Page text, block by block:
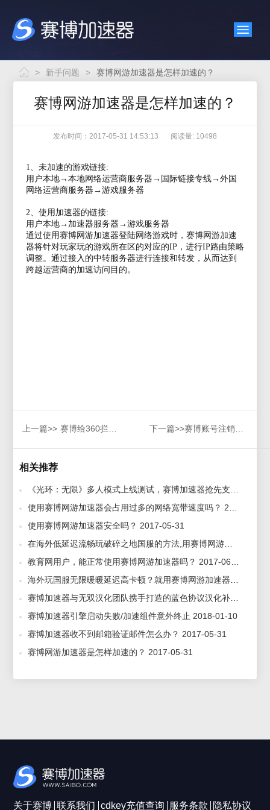
> 新手问题 > 赛博网游加速器是怎样加速的？
赛博网游加速器是怎样加速的？
发布时间：2017-05-31 14:53:13 阅读量: 10498
1、未加速的游戏链接:
用户本地→本地网络运营商服务器→国际链接专线→外国
网络运营商服务器→游戏服务器
2、使用加速器的链接:
用户本地→加速器服务器→游戏服务器
通过使用赛博网游加速器登陆网络游戏时，赛博网游加速
器将针对玩家玩的游戏所在区的对应的IP，进行IP路由策略
调整。通过接入的中转服务器进行连接和转发，从而达到
跨越运营商的加速访问目的。
上一篇>> 赛博给360拦截了怎么办？ 下一篇>>赛博账号注销指南
相关推荐
使用赛博网游加速器安全吗？ 2017-05-31
赛博加速器引擎启动失败/加速组件意外终止 2018-01-10
赛博加速器收不到邮箱验证邮件怎么办？ 2017-05-31
赛博网游加速器是怎样加速的？ 2017-05-31
关于赛博 联系我们 cdkey充值查询 服务条款 隐私协议